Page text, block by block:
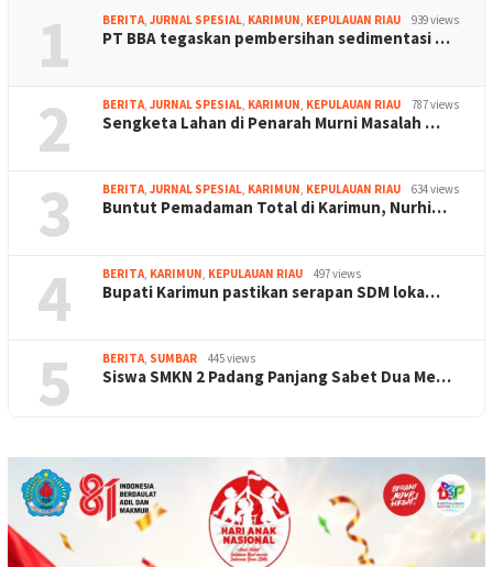
1 BERITA, JURNAL SPESIAL, KARIMUN, KEPULAUAN RIAU 939 views
PT BBA tegaskan pembersihan sedimentasi …
2 BERITA, JURNAL SPESIAL, KARIMUN, KEPULAUAN RIAU 787 views
Sengketa Lahan di Penarah Murni Masalah …
3 BERITA, JURNAL SPESIAL, KARIMUN, KEPULAUAN RIAU 634 views
Buntut Pemadaman Total di Karimun, Nurhi…
4 BERITA, KARIMUN, KEPULAUAN RIAU 497 views
Bupati Karimun pastikan serapan SDM loka…
5 BERITA, SUMBAR 445 views
Siswa SMKN 2 Padang Panjang Sabet Dua Me…